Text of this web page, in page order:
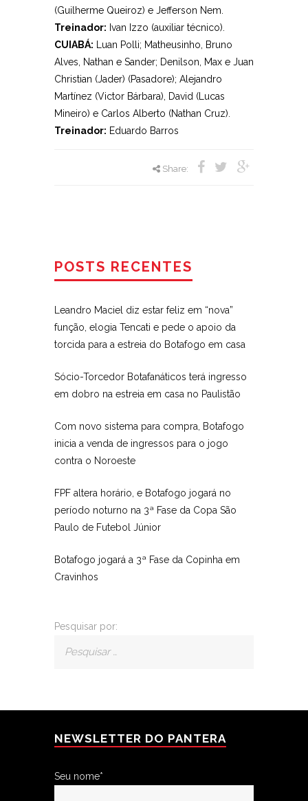
(Guilherme Queiroz) e Jefferson Nem.
Treinador: Ivan Izzo (auxiliar técnico).
CUIABÁ: Luan Polli; Matheusinho, Bruno
Alves, Nathan e Sander; Denilson, Max e Juan
Christian (Jader) (Pasadore); Alejandro
Martínez (Victor Bárbara), David (Lucas
Mineiro) e Carlos Alberto (Nathan Cruz).
Treinador: Eduardo Barros
Share:
POSTS RECENTES
Leandro Maciel diz estar feliz em “nova”
função, elogia Tencati e pede o apoio da
torcida para a estreia do Botafogo em casa
Sócio-Torcedor Botafanáticos terá ingresso
em dobro na estreia em casa no Paulistão
Com novo sistema para compra, Botafogo
inicia a venda de ingressos para o jogo
contra o Noroeste
FPF altera horário, e Botafogo jogará no
período noturno na 3ª Fase da Copa São
Paulo de Futebol Júnior
Botafogo jogará a 3ª Fase da Copinha em
Cravinhos
Pesquisar por:
NEWSLETTER DO PANTERA
Seu nome*